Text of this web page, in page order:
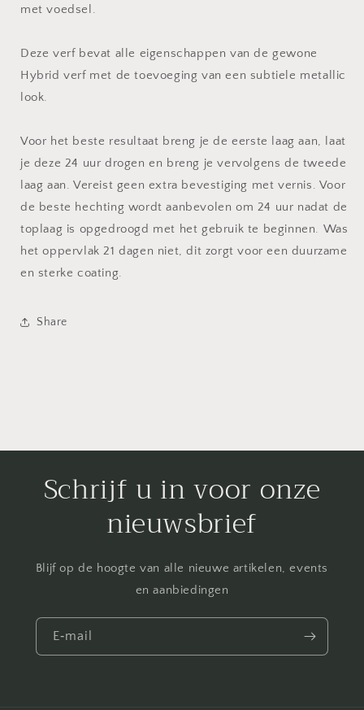
met voedsel.
Deze verf bevat alle eigenschappen van de gewone
Hybrid verf met de toevoeging van een subtiele metallic
look.
Voor het beste resultaat breng je de eerste laag aan, laat
je deze 24 uur drogen en breng je vervolgens de tweede
laag aan. Vereist geen extra bevestiging met vernis. Voor
de beste hechting wordt aanbevolen om 24 uur nadat de
toplaag is opgedroogd met het gebruik te beginnen. Was
het oppervlak 21 dagen niet, dit zorgt voor een duurzame
en sterke coating.
Share
Schrijf u in voor onze
nieuwsbrief
Blijf op de hoogte van alle nieuwe artikelen, events
en aanbiedingen
E‑mail